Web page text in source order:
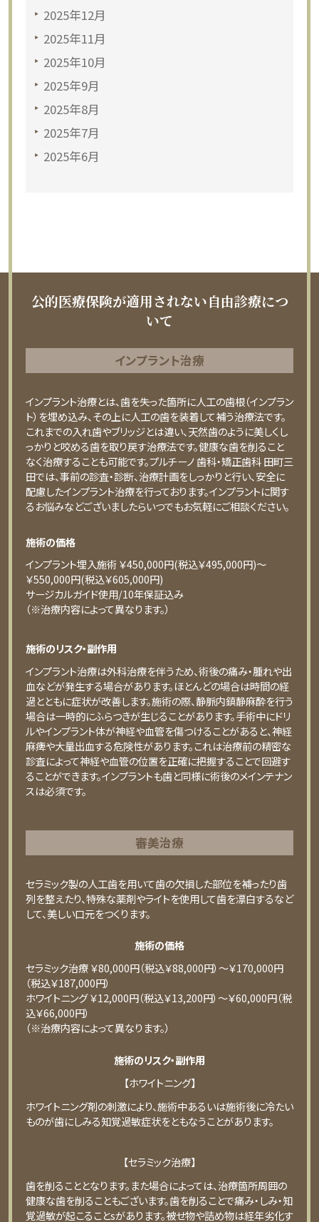
2025年12月
2025年11月
2025年10月
2025年9月
2025年8月
2025年7月
2025年6月
公的医療保険が適用されない自由診療につ
いて
インプラント治療
インプラント治療とは、歯を失った箇所に人工の歯根（インプラン
ト）を埋め込み、その上に人工の歯を装着して補う治療法です。
これまでの入れ歯やブリッジとは違い、天然歯のように美しくし
っかりと咬める歯を取り戻す治療法です。健康な歯を削ること
なく治療することも可能です。プルチーノ 歯科・矯正歯科 田町三
田では、事前の診査・診断、治療計画をしっかりと行い、安全に
配慮したインプラント治療を行っております。インプラントに関す
るお悩みなどございましたらいつでもお気軽にご相談ください。
施術の価格
インプラント埋入施術 ￥450,000円(税込￥495,000円)〜
￥550,000円(税込￥605,000円)
サージカルガイド使用/10年保証込み
（※治療内容によって異なります。）
施術のリスク・副作用
インプラント治療は外科治療を伴うため、術後の痛み・腫れや出
血などが発生する場合があります。ほとんどの場合は時間の経
過とともに症状が改善します。施術の際、静脈内鎮静麻酔を行う
場合は一時的にふらつきが生じることがあります。手術中にドリ
ルやインプラント体が神経や血管を傷つけることがあると、神経
麻痺や大量出血する危険性があります。これは治療前の精密な
診査によって神経や血管の位置を正確に把握することで回避す
ることができます。インプラントも歯と同様に術後のメインテナン
スは必須です。
審美治療
セラミック製の⼈⼯⻭を⽤いて⻭の⽋損した部位を補ったり⻭
列を整えたり、特殊な薬剤やライトを使⽤して⻭を漂⽩するなど
して、美しい⼝元をつくります。
施術の価格
セラミック治療 ￥80,000円（税込￥88,000円）〜￥170,000円
（税込￥187,000円）
ホワイトニング ￥12,000円（税込￥13,200円）〜￥60,000円（税
込￥66,000円）
（※治療内容によって異なります。）
施術のリスク・副作用
【ホワイトニング】
ホワイトニング剤の刺激により、施術中あるいは施術後に冷たい
ものが⻭にしみる知覚過敏症状をともなうことがあります。
【セラミック治療】
⻭を削ることとなります。また場合によっては、治療箇所周囲の
健康な⻭を削ることもございます。⻭を削ることで痛み・しみ・知
覚過敏が起こることsがあります。被せ物や詰め物は経年劣化す